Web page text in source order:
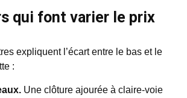
qui font varier le prix
expliquent l’écart entre le bas et le
:
Une clôture ajourée à claire-voie